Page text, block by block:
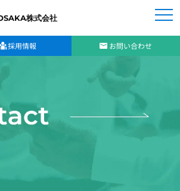
株式会社
採用情報 お問い合わせ